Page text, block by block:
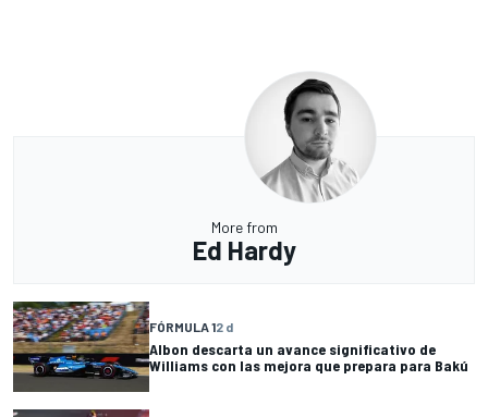
More from
Ed Hardy
FÓRMULA 12 d
Albon descarta un avance significativo de
Williams con las mejora que prepara para Bakú